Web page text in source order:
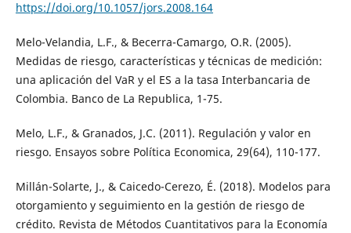
https://doi.org/10.1057/jors.2008.164
Melo-Velandia, L.F., & Becerra-Camargo, O.R. (2005).
Medidas de riesgo, características y técnicas de medición:
una aplicación del VaR y el ES a la tasa Interbancaria de
Colombia. Banco de La Republica, 1-75.
Melo, L.F., & Granados, J.C. (2011). Regulación y valor en
riesgo. Ensayos sobre Política Economica, 29(64), 110-177.
Millán-Solarte, J., & Caicedo-Cerezo, É. (2018). Modelos para
otorgamiento y seguimiento en la gestión de riesgo de
crédito. Revista de Métodos Cuantitativos para la Economía